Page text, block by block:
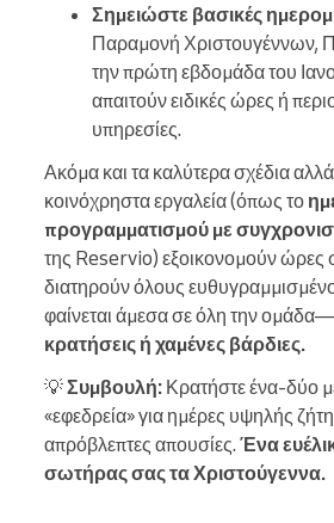
Σημειώστε βασικές
Παραμονή Χριστουγέννων,
την πρώτη εβδομάδα του
απαιτούν ειδικές ώρες ή
υπηρεσίες.
Ακόμα και τα καλύτερα σχέδια
κοινόχρηστα εργαλεία (όπως το
προγραμματισμού με
της Reservio) εξοικονομούν ώρες
διατηρούν όλους
φαίνεται άμεσα σε όλη την ομάδα—
κρατήσεις ή χαμένες βάρδιες.
💡Συμβουλή: Κρατήστε ένα-δύο
«εφεδρεία» για ημέρες υψηλής
απρόβλεπτες απουσίες. Ένα
σωτήρας σας τα Χριστούγεννα.